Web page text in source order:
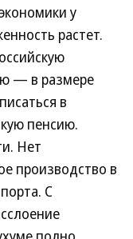
у
растет.
— в размере
в
пенсию.
Нет
производство в
С